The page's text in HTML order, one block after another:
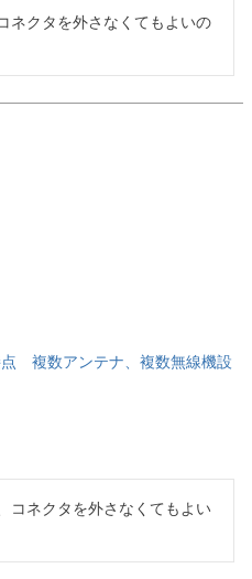
ネクタを外さなくてもよいの
複数アンテナ、複数無線機設
コネクタを外さなくてもよい